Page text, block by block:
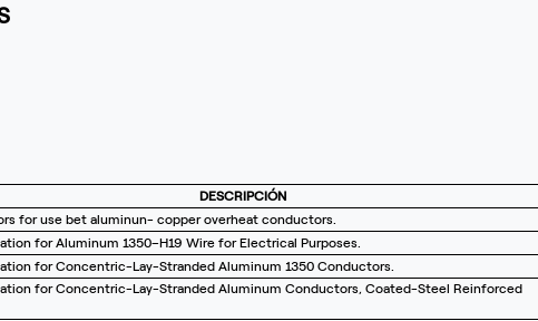
DESCRIPCIÓN
for use bet aluminun- copper overheat conductors.
for Aluminum 1350–H19 Wire for Electrical Purposes.
for Concentric-Lay-Stranded Aluminum 1350 Conductors.
for Concentric-Lay-Stranded Aluminum Conductors, Coated-Steel Reinforced